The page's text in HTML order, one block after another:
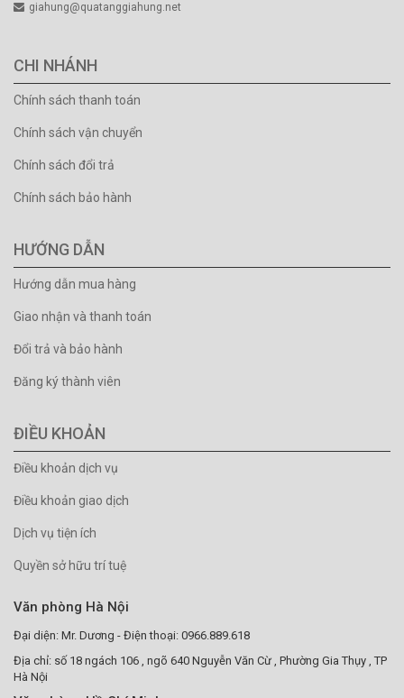
giahung@quatanggiahung.net
CHI NHÁNH
Chính sách thanh toán
Chính sách vận chuyển
Chính sách đổi trả
Chính sách bảo hành
HƯỚNG DẪN
Hướng dẫn mua hàng
Giao nhận và thanh toán
Đổi trả và bảo hành
Đăng ký thành viên
ĐIỀU KHOẢN
Điều khoản dịch vụ
Điều khoản giao dịch
Dịch vụ tiện ích
Quyền sở hữu trí tuệ
Văn phòng Hà Nội
Đại diện: Mr. Dương - Điện thoại: 0966.889.618
Địa chỉ: số 18 ngách 106 , ngõ 640 Nguyễn Văn Cừ , Phường Gia Thụy , TP
Hà Nội